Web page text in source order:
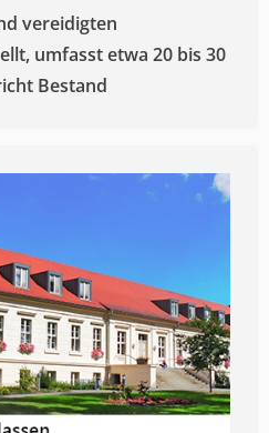
vereidigten
umfasst etwa 20 bis 30
Bestand